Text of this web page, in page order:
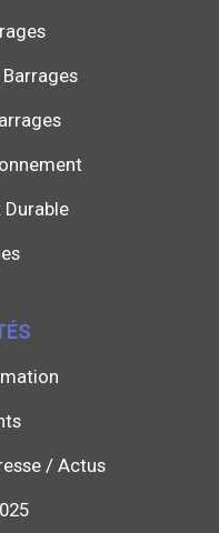
Durable
/ Actus